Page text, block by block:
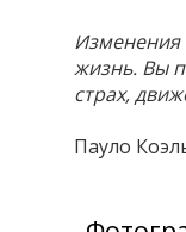
Изменения
жизнь. Вы
страх,
Пауло